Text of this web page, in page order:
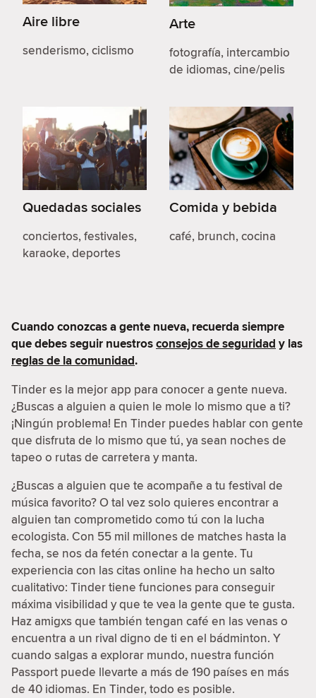
Aire libre
senderismo, ciclismo
Arte
fotografía, intercambio
de idiomas, cine/pelis
Quedadas sociales
conciertos, festivales,
karaoke, deportes
Comida y bebida
café, brunch, cocina
Cuando conozcas a gente nueva, recuerda siempre
que debes seguir nuestrosconsejos de seguridad y las
reglas de la comunidad.
Tinder es la mejor app para conocer a gente nueva.
¿Buscas a alguien a quien le mole lo mismo que a ti?
¡Ningún problema! En Tinder puedes hablar con gente
que disfruta de lo mismo que tú, ya sean noches de
tapeo o rutas de carretera y manta.
¿Buscas a alguien que te acompañe a tu festival de
música favorito? O tal vez solo quieres encontrar a
alguien tan comprometido como tú con la lucha
ecologista. Con 55 mil millones de matches hasta la
fecha, se nos da fetén conectar a la gente. Tu
experiencia con las citas online ha hecho un salto
cualitativo: Tinder tiene funciones para conseguir
máxima visibilidad y que te vea la gente que te gusta.
Haz amigxs que también tengan café en las venas o
encuentra a un rival digno de ti en el bádminton. Y
cuando salgas a explorar mundo, nuestra función
Passport puede llevarte a más de 190 países en más
de 40 idiomas. En Tinder, todo es posible.